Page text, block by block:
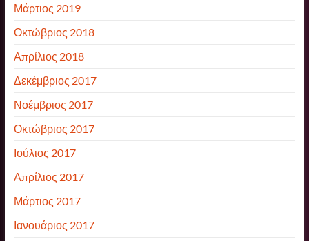
Μάρτιος 2019
Οκτώβριος 2018
Απρίλιος 2018
Δεκέμβριος 2017
Νοέμβριος 2017
Οκτώβριος 2017
Ιούλιος 2017
Απρίλιος 2017
Μάρτιος 2017
Ιανουάριος 2017